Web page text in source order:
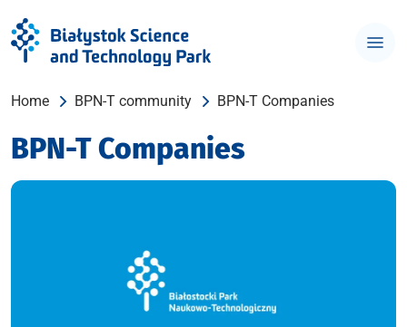
Home BPN-T community BPN-T Companies
BPN-T Companies